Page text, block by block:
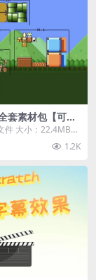
套素材包【可预
件 大小：22.4MB
下载 游客购买后无
1.2K